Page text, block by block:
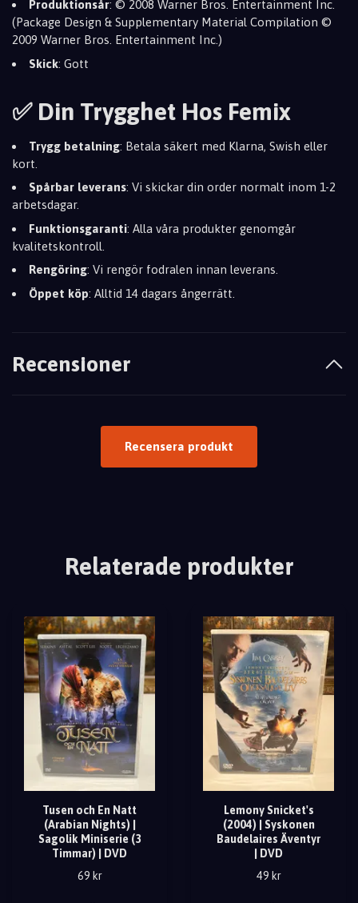
Produktionsår: © 2008 Warner Bros. Entertainment Inc.
(Package Design & Supplementary Material Compilation ©
2009 Warner Bros. Entertainment Inc.)
Skick: Gott
✅ Din Trygghet Hos Femix
Trygg betalning: Betala säkert med Klarna, Swish eller
kort.
Spårbar leverans: Vi skickar din order normalt inom 1-2
arbetsdagar.
Funktionsgaranti: Alla våra produkter genomgår
kvalitetskontroll.
Rengöring: Vi rengör fodralen innan leverans.
Öppet köp: Alltid 14 dagars ångerrätt.
Recensioner
Recensera produkt
Relaterade produkter
Tusen och En Natt
(Arabian Nights) |
Sagolik Miniserie (3
Timmar) | DVD
69 kr
Lemony Snicket's
(2004) | Syskonen
Baudelaires Äventyr
| DVD
49 kr